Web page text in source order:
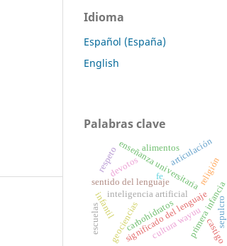
Idioma
Español (España)
English
Palabras clave
inteligencia artificial
enseñanza universitaria
primera infancia
articulación
significado del lenguaje
sentido del lenguaje
cultura wayuu
fe
devotos
sepulcro
geociencias
respeto
castigo
religión
infantil carbohidratos
alimentos
escuelas